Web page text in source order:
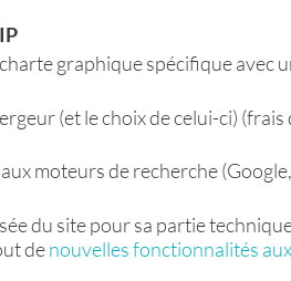
graphique spécifique avec
(et le choix de celui-ci) (frais
moteurs de recherche
du site pour sa partie
denouvelles fonctionnalités